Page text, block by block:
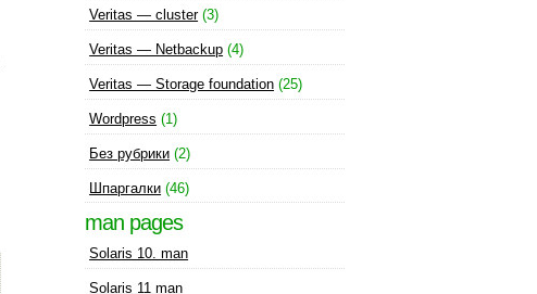
Veritas — cluster(3)
Veritas — Netbackup (4)
Veritas — Storage foundation (25)
Wordpress (1)
Без рубрики (2)
Шпаргалки (46)
man pages
Solaris 10. man
Solaris 11 man